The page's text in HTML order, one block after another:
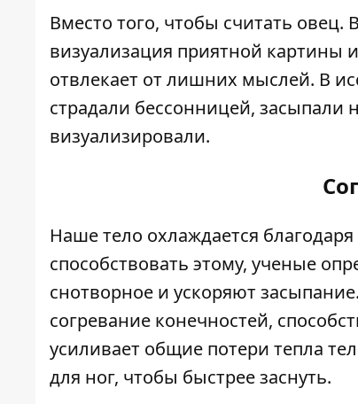
Вместо того, чтобы считать
визуализация приятной картины
отвлекает от лишних мыслей. В
страдали бессонницей, засыпали
визуализировали.
Наше тело охлаждается
способствовать этому, ученые
снотворное и ускоряют
согревание конечностей,
усиливает общие потери тепла
для ног, чтобы быстрее заснуть.